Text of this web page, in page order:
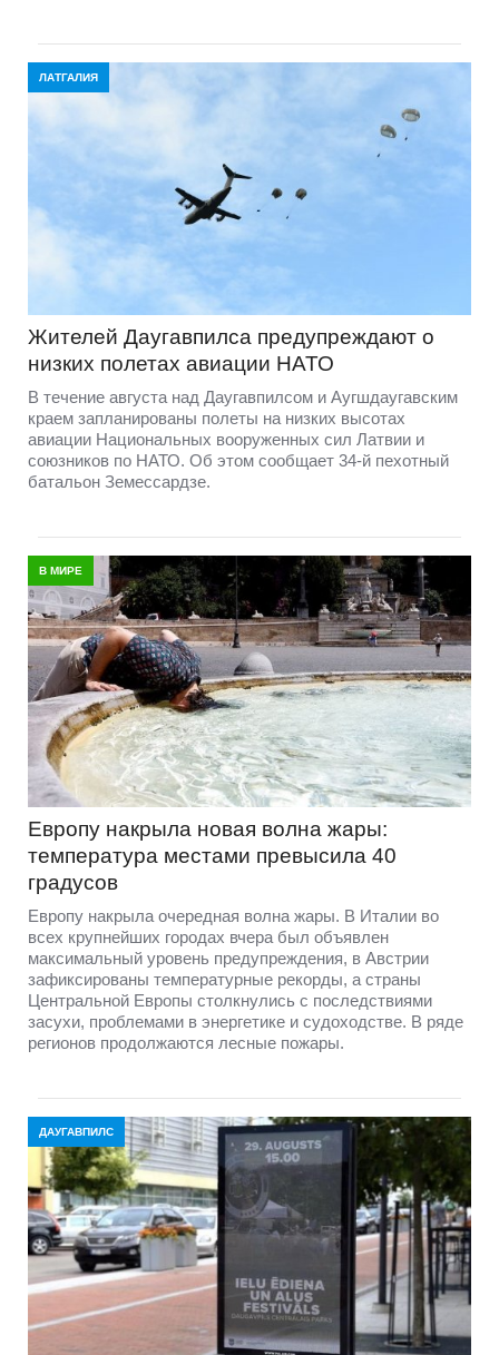
ЛАТГАЛИЯ
Жителей Даугавпилса предупреждают о
низких полетах авиации НАТО
В течение августа над Даугавпилсом и Аугшдаугавским
краем запланированы полеты на низких высотах
авиации Национальных вооруженных сил Латвии и
союзников по НАТО. Об этом сообщает 34-й пехотный
батальон Земессардзе.
В МИРЕ
Европу накрыла новая волна жары:
температура местами превысила 40
градусов
Европу накрыла очередная волна жары. В Италии во
всех крупнейших городах вчера был объявлен
максимальный уровень предупреждения, в Австрии
зафиксированы температурные рекорды, а страны
Центральной Европы столкнулись с последствиями
засухи, проблемами в энергетике и судоходстве. В ряде
регионов продолжаются лесные пожары.
ДАУГАВПИЛС